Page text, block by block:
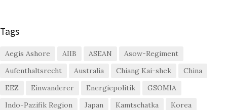
Tags
Aegis Ashore AIIB ASEAN
Asow-Regiment
Aufenthaltsrecht
Australia Chiang Kai-shek
China
EEZ
Einwanderer Energiepolitik
GSOMIA
Indo-Pazifik Region
Japan Kamtschatka
Korea